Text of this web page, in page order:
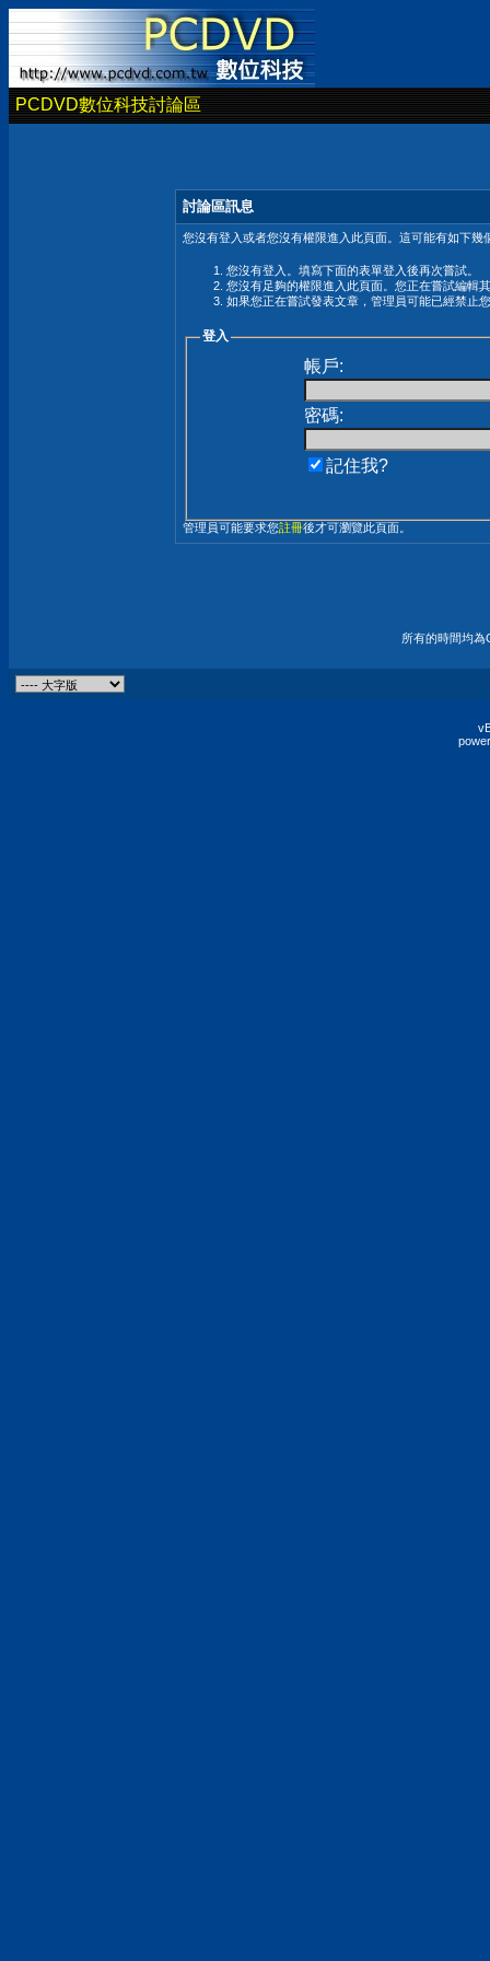
PCDVD數位科技討論區
討論區訊息
您沒有登入或者您沒有權限進入此頁面。這可能有如下幾
您沒有登入。填寫下面的表單登入後再次嘗試。
您沒有足夠的權限進入此頁面。您正在嘗試編輯
如果您正在嘗試發表文章，管理員可能已經禁止
登入
帳戶:
密碼:
記住我?
管理員可能要求您註冊後才可瀏覽此頁面。
所有的時間均為